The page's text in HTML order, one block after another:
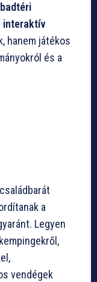
interaktív
hanem játékos
és a
a
Legyen
vendégek